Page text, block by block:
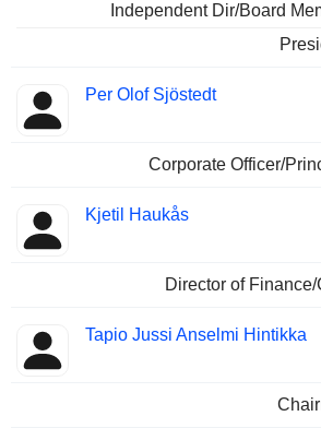
Independent Dir/Board
Per Olof Sjöstedt
Corporate Officer/
Kjetil Haukås
Director of Finance/
Tapio Jussi Anselmi Hintikka